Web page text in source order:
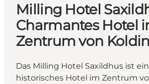
Milling Hotel
Charmantes Hotel
Zentrum von
Das Milling Hotel Saxildhus ist
historisches Hotel im Zentrum